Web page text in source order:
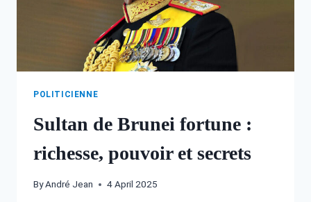
POLITICIENNE
Sultan de Brunei fortune :
richesse, pouvoir et secrets
ByAndré Jean 4 April 2025